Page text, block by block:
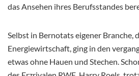
das Ansehen ihres Berufsstandes
Selbst in Bernotats eigener Branche,
Energiewirtschaft, ging in den
etwas ohne Hauen und Stechen.